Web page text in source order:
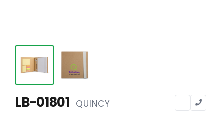
Tête de lettre
Enveloppes
Sous-mains
LB-01801 QUINCY